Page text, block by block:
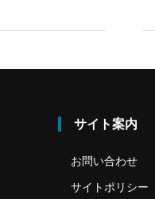
サイト案内
お問い合わせ
サイトポリシー